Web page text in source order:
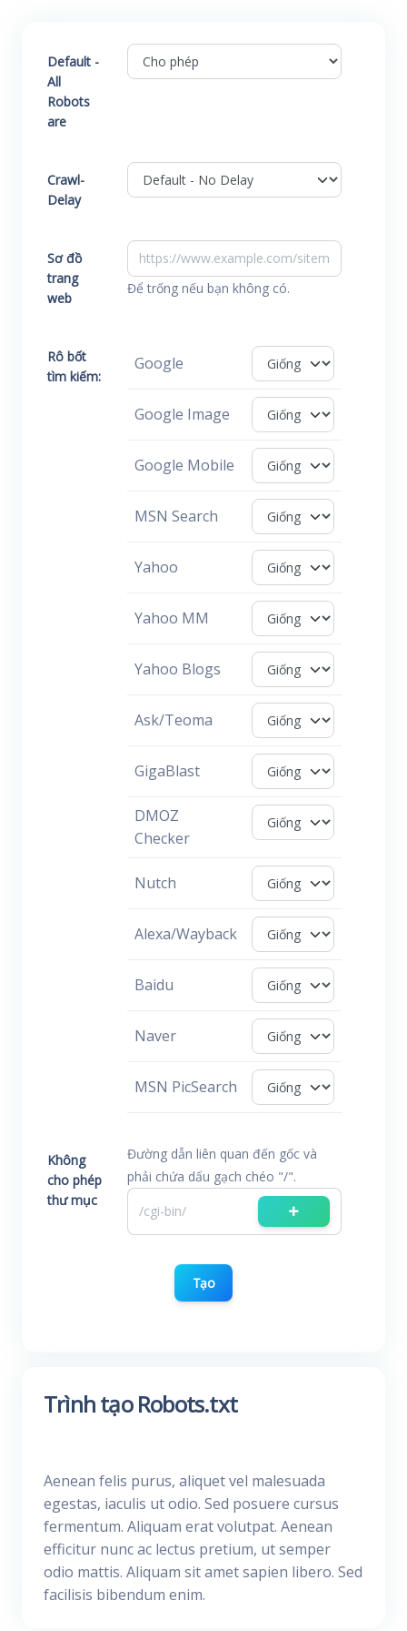
Default -
All
Robots
are
Crawl-
Delay
Sơ đồ
trang
web
Để trống nếu bạn không có.
Rô bốt
tìm kiếm:
Google
Google Image
Google Mobile
MSN Search
Yahoo
Yahoo MM
Yahoo Blogs
Ask/Teoma
GigaBlast
DMOZ
Checker
Nutch
Alexa/Wayback
Baidu
Naver
MSN PicSearch
Không
cho phép
thư mục
Đường dẫn liên quan đến gốc và
phải chứa dấu gạch chéo "/".
Tạo
Trình tạo Robots.txt
Aenean felis purus, aliquet vel malesuada
egestas, iaculis ut odio. Sed posuere cursus
fermentum. Aliquam erat volutpat. Aenean
efficitur nunc ac lectus pretium, ut semper
odio mattis. Aliquam sit amet sapien libero. Sed
facilisis bibendum enim.